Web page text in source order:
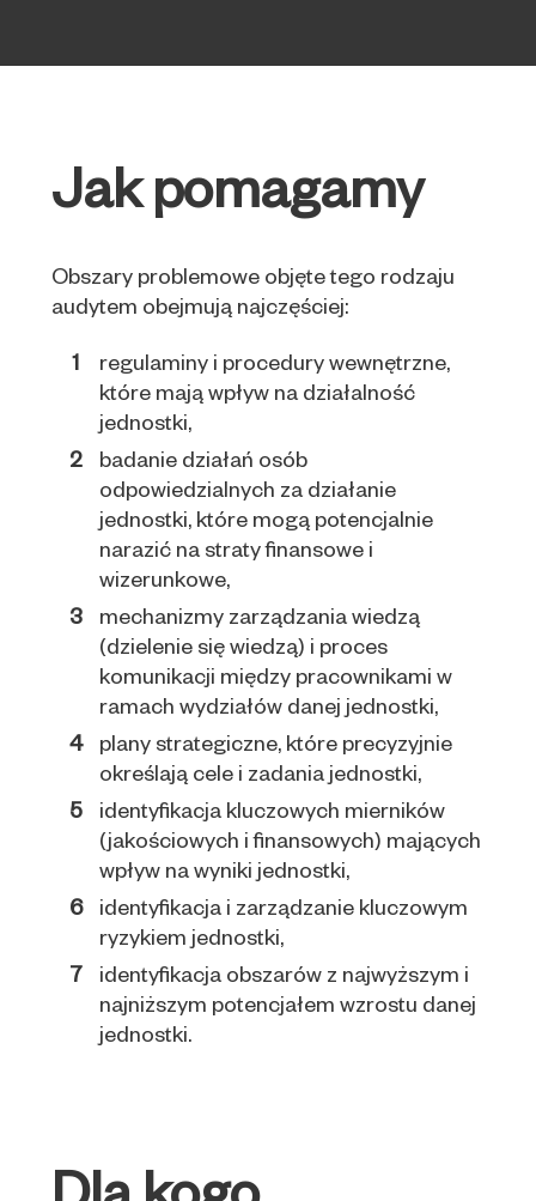
Jak pomagamy
Obszary problemowe objęte tego rodzaju
audytem obejmują najczęściej:
regulaminy i procedury wewnętrzne,
które mają wpływ na działalność
jednostki,
badanie działań osób
odpowiedzialnych za działanie
jednostki, które mogą potencjalnie
narazić na straty finansowe i
wizerunkowe,
mechanizmy zarządzania wiedzą
(dzielenie się wiedzą) i proces
komunikacji między pracownikami w
ramach wydziałów danej jednostki,
plany strategiczne, które precyzyjnie
określają cele i zadania jednostki,
identyfikacja kluczowych mierników
(jakościowych i finansowych) mających
wpływ na wyniki jednostki,
identyfikacja i zarządzanie kluczowym
ryzykiem jednostki,
identyfikacja obszarów z najwyższym i
najniższym potencjałem wzrostu danej
jednostki.